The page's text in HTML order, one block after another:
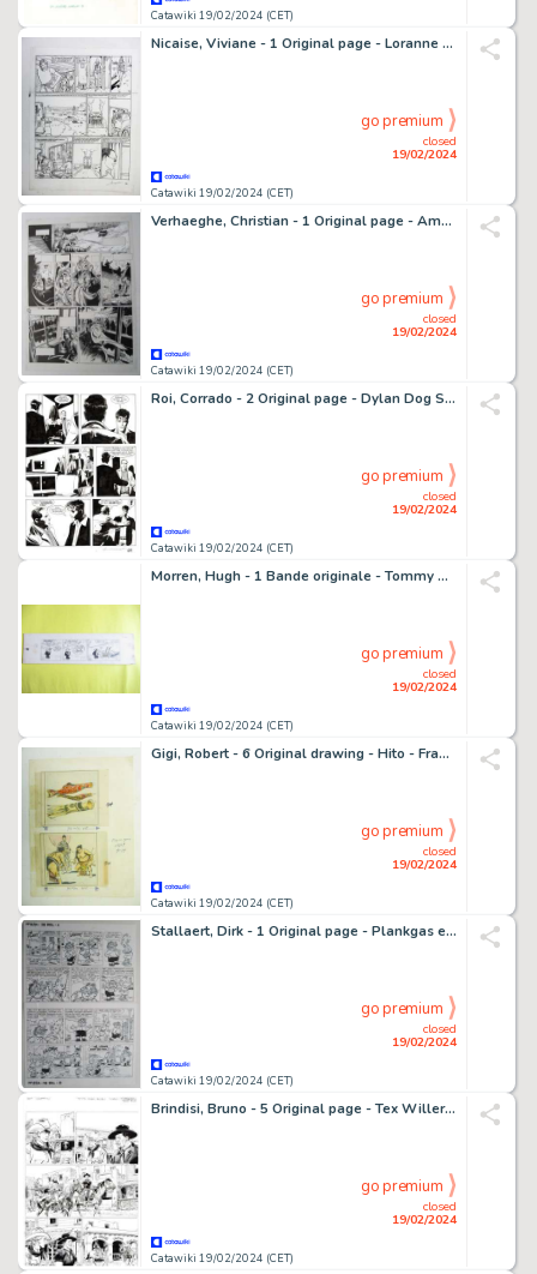
Catawiki 19/02/2024 (CET)
Nicaise, Viviane - 1 Original page - Loranne T2 - California Dream - 1998
Catawiki 19/02/2024 (CET)
closed
19/02/2024
go premium
Verhaeghe, Christian - 1 Original page - Ambre Blanc
Catawiki 19/02/2024 (CET)
closed
19/02/2024
go premium
Roi, Corrado - 2 Original page - Dylan Dog Speciale #25 - "La piramide capovolta" - 2012
Catawiki 19/02/2024 (CET)
closed
19/02/2024
go premium
Morren, Hugh - 1 Bande originale - Tommy Wack - 1974
Catawiki 19/02/2024 (CET)
closed
19/02/2024
go premium
Gigi, Robert - 6 Original drawing - Hito - Francs Jeux
Catawiki 19/02/2024 (CET)
closed
19/02/2024
go premium
Stallaert, Dirk - 1 Original page - Plankgas en Plastronneke - De bril
Catawiki 19/02/2024 (CET)
closed
19/02/2024
go premium
Brindisi, Bruno - 5 Original page - Tex Willer #27 - "I trafficanti di Coffin" - 2021
Catawiki 19/02/2024 (CET)
closed
19/02/2024
go premium